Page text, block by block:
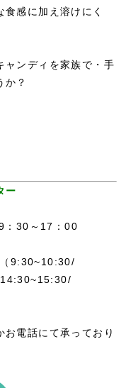
感に加え溶けにく
ャンディを家族で・手
か？
ー
30～17：00
9:30~10:30/
お電話にて承っており